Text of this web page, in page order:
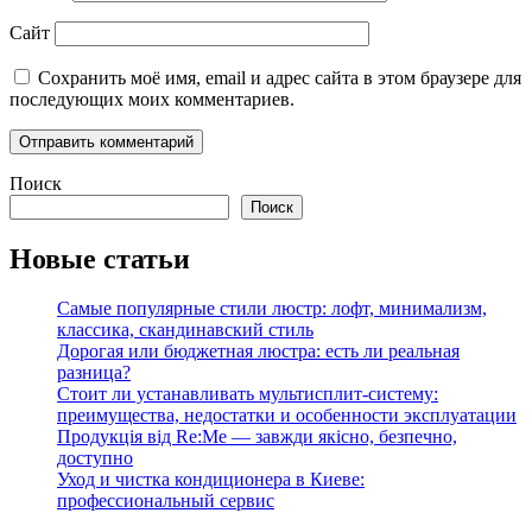
Сайт
Сохранить моё имя, email и адрес сайта в этом браузере для
последующих моих комментариев.
Поиск
Поиск
Новые статьи
Самые популярные стили люстр: лофт, минимализм,
классика, скандинавский стиль
Дорогая или бюджетная люстра: есть ли реальная
разница?
Стоит ли устанавливать мультисплит-систему:
преимущества, недостатки и особенности эксплуатации
Продукція від Re:Me — завжди якісно, безпечно,
доступно
Уход и чистка кондиционера в Киеве:
профессиональный сервис